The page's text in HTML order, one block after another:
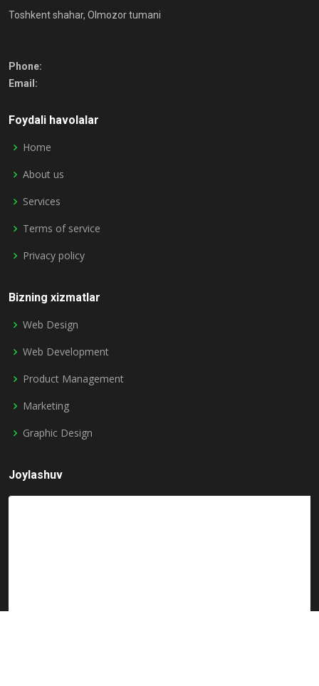
Toshkent shahar, Olmozor tumani
Phone:
Email:
Foydali havolalar
Home
About us
Services
Terms of service
Privacy policy
Bizning xizmatlar
Web Design
Web Development
Product Management
Marketing
Graphic Design
Joylashuv